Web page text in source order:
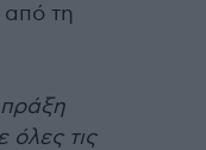
τη
όλες τις